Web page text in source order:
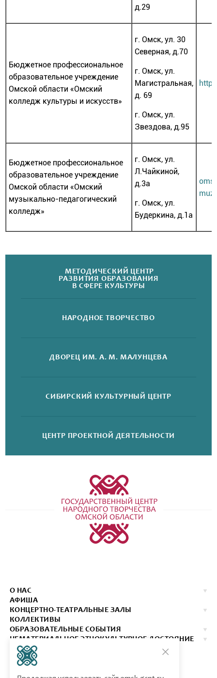
д.29
Бюджетное профессиональное
образовательное учреждение
Омской области «Омский
колледж культуры и искусств»
г. Омск, ул. 30
Северная, д.70
г. Омск, ул.
Магистральная,
д. 69
г. Омск, ул.
Звездова, д.95
Бюджетное профессиональное
образовательное учреждение
Омской области «Омский
музыкально-педагогический
колледж»
г. Омск, ул.
Л.Чайкиной,
д.3а
г. Омск, ул.
Будеркина, д.1а
МЕТОДИЧЕСКИЙ ЦЕНТР
РАЗВИТИЯ ОБРАЗОВАНИЯ
В СФЕРЕ КУЛЬТУРЫ
НАРОДНОЕ ТВОРЧЕСТВО
ДВОРЕЦ ИМ. А. М. МАЛУНЦЕВА
СИБИРСКИЙ КУЛЬТУРНЫЙ ЦЕНТР
ЦЕНТР ПРОЕКТНОЙ ДЕЯТЕЛЬНОСТИ
О НАС
АФИША
КОНЦЕРТНО-ТЕАТРАЛЬНЫЕ ЗАЛЫ
КОЛЛЕКТИВЫ
ОБРАЗОВАТЕЛЬНЫЕ СОБЫТИЯ
НЕМАТЕРИАЛЬНОЕ ЭТНОКУЛЬТУРНОЕ ДОСТОЯНИЕ
ИЗДАНИЯ
КОНТАКТЫ
КУПИТЬ БИЛЕТ